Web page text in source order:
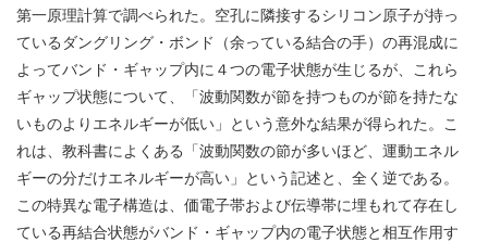
第一原理計算で調べられた。空孔に隣接するシリコン原子が持っ
ているダングリング・ボンド（余っている結合の手）の再混成に
よってバンド・ギャップ内に４つの電子状態が生じるが、これら
ギャップ状態について、「波動関数が節を持つものが節を持たな
いものよりエネルギーが低い」という意外な結果が得られた。こ
れは、教科書によくある「波動関数の節が多いほど、運動エネル
ギーの分だけエネルギーが高い」という記述と、全く逆である。
この特異な電子構造は、価電子帯および伝導帯に埋もれて存在し
ている再結合状態がバンド・ギャップ内の電子状態と相互作用す